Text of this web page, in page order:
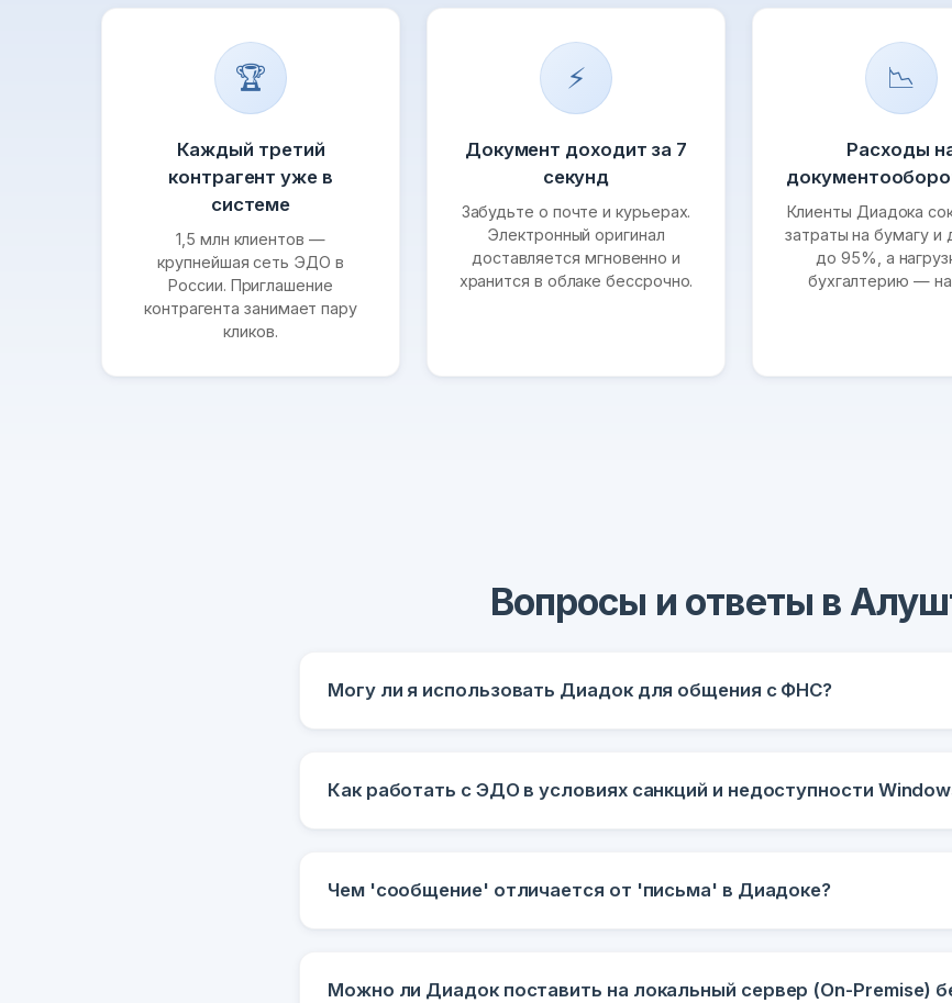
🏆
Каждый третий
контрагент уже в
системе
1,5 млн клиентов —
крупнейшая сеть ЭДО в
России. Приглашение
контрагента занимает пару
кликов.
⚡
Документ доходит за 7
секунд
Забудьте о почте и курьерах.
Электронный оригинал
доставляется мгновенно и
хранится в облаке бессрочно.
📉
Расходы
Клиенты Диадока
затраты на бумагу и
до 95%, а
бухгалтерию —
Вопросы и ответы в
Могу ли я использовать Диадок для общения с ФНС?
Как работать с ЭДО в условиях санкций и недоступности
Чем 'сообщение' отличается от 'письма' в Диадоке?
Можно ли Диадок поставить на локальный сервер (On-Premise)